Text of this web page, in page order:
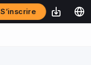
S’inscrire